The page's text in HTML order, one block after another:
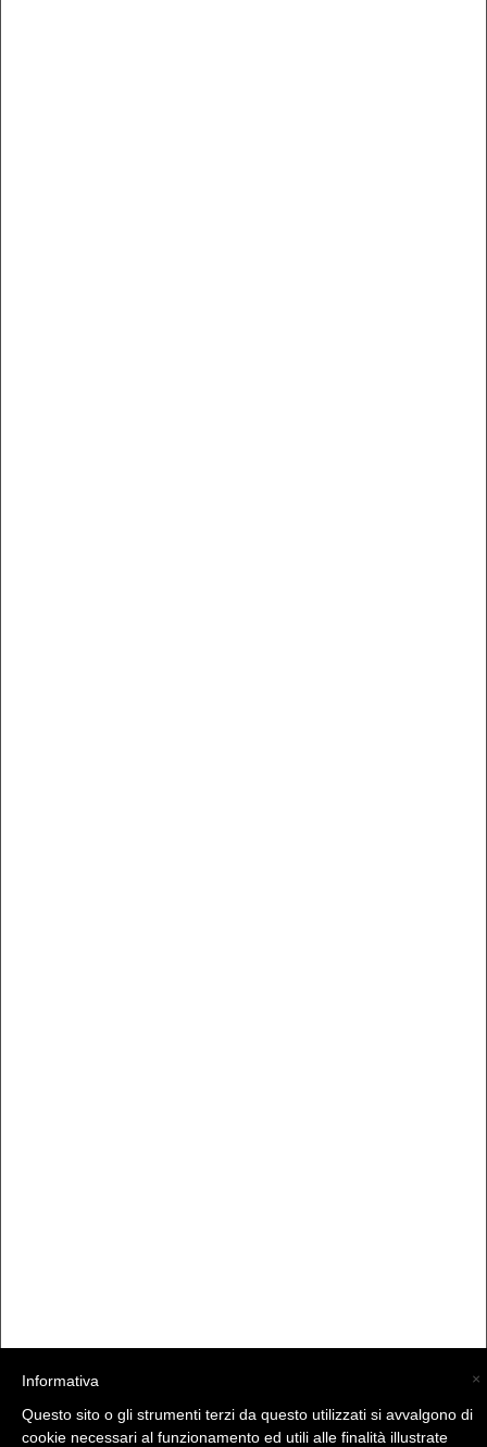
(C) La Valtellina - info@la-valtellina.com -
×
Informativa
Questo sito o gli strumenti terzi da questo utilizzati si avvalgono di
cookie necessari al funzionamento ed utili alle finalità illustrate